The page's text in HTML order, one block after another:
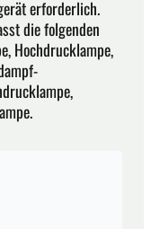
erforderlich.
die folgenden
Hochdrucklampe,